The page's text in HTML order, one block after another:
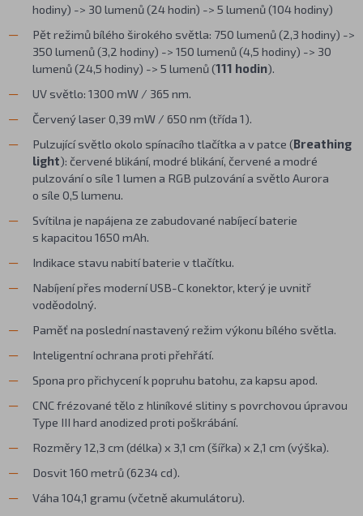
hodiny) -> 30 lumenů (24 hodin) -> 5 lumenů (104 hodiny)
Pět režimů bílého širokého světla: 750 lumenů (2,3 hodiny) ->
350 lumenů (3,2 hodiny) -> 150 lumenů (4,5 hodiny) -> 30
lumenů (24,5 hodiny) -> 5 lumenů (111 hodin).
UV světlo: 1300 mW / 365 nm.
Červený laser 0,39 mW / 650 nm (třída 1).
Pulzující světlo okolo spínacího tlačítka a v patce (Breathing
light): červené blikání, modré blikání, červené a modré
pulzování o síle 1 lumen a RGB pulzování a světlo Aurora
o síle 0,5 lumenu.
Svítilna je napájena ze zabudované nabíjecí baterie
s kapacitou 1650 mAh.
Indikace stavu nabití baterie v tlačítku.
Nabíjení přes moderní USB-C konektor, který je uvnitř
voděodolný.
Paměť na poslední nastavený režim výkonu bílého světla.
Inteligentní ochrana proti přehřátí.
Spona pro přichycení k popruhu batohu, za kapsu apod.
CNC frézované tělo z hliníkové slitiny s povrchovou úpravou
Type III hard anodized proti poškrábání.
Rozměry 12,3 cm (délka) x 3,1 cm (šířka) x 2,1 cm (výška).
Dosvit 160 metrů (6234 cd).
Váha 104,1 gramu (včetně akumulátoru).